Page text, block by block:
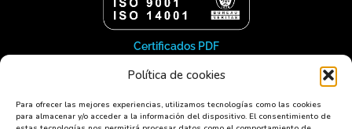
Política de cookies
Para ofrecer las mejores experiencias, utilizamos tecnologías como las cookies
para almacenar y/o acceder a la información del dispositivo. El consentimiento de
Certificados PDF
Síguenos